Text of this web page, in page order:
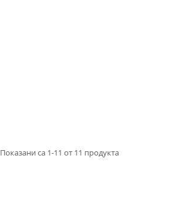
Показани са 1-11 от 11 продукта